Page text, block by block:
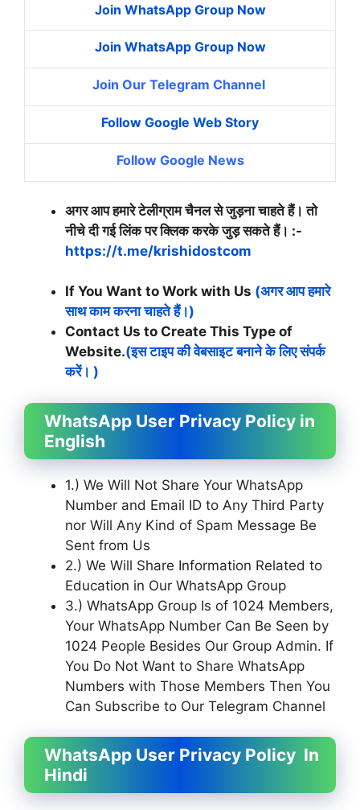
Join WhatsApp Group Now
Join WhatsApp Group Now
Join Our Telegram Channel
Follow Google Web Story
Follow Google News
अगर आप हमारे टेलीग्राम चैनल से जुड़ना चाहते हैं। तो
नीचे दी गई लिंक पर क्लिक करके जुड़ सकते हैं। :-
https://t.me/krishidostcom
If You Want to Work with Us (अगर आप हमारे
साथ काम करना चाहते हैं।)
Contact Us to Create This Type of
Website.(इस टाइप की वेबसाइट बनाने के लिए संपर्क
करें। )
WhatsApp User Privacy Policy in
English
1.) We Will Not Share Your WhatsApp
Number and Email ID to Any Third Party
nor Will Any Kind of Spam Message Be
Sent from Us
2.) We Will Share Information Related to
Education in Our WhatsApp Group
3.) WhatsApp Group Is of 1024 Members,
Your WhatsApp Number Can Be Seen by
1024 People Besides Our Group Admin. If
You Do Not Want to Share WhatsApp
Numbers with Those Members Then You
Can Subscribe to Our Telegram Channel
WhatsApp User Privacy Policy In
Hindi